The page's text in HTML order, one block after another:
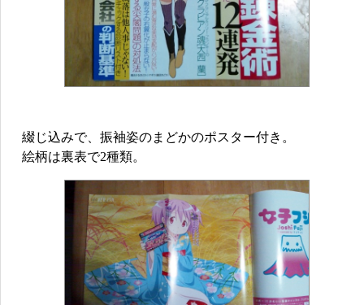
綴じ込みで、振袖姿のまどかのポスター付き。
絵柄は裏表で2種類。